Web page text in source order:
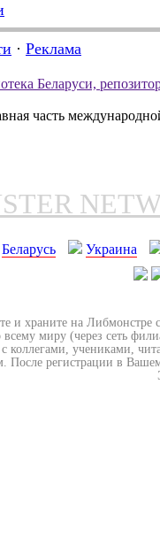
· Реклама
Беларуси,
часть
Беларусь Украина
и храните на
всему миру (через сеть
коллегами, учениками,
После регистрации в